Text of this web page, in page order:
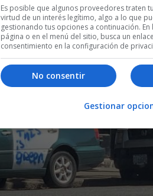
Es posible que algunos proveedores traten
virtud de un interés legítimo, algo a lo que
gestionando tus opciones a continuación.
página o en el menú del sitio, busca un
consentimiento en la configuración de
No consentir
Gestionar